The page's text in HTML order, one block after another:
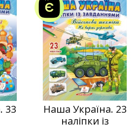
33
Наша Україна. 23
наліпки із